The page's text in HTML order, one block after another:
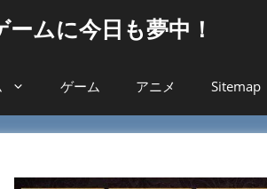
ムに今日も夢中！
ゲーム アニメ Sitemap